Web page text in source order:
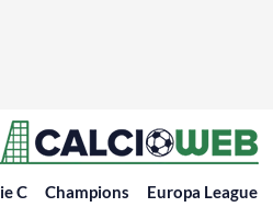
C Champions Europa League